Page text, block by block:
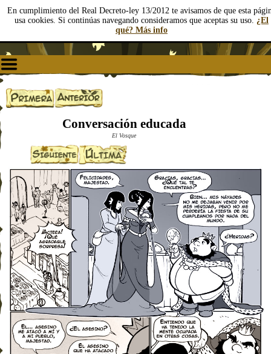
En cumplimiento del Real Decreto-ley 13/2012 te avisamos de que esta
usa cookies. Si continúas navegando consideramos que aceptas su uso. ¿El
qué? Más info
Conversación educada
El Vosque